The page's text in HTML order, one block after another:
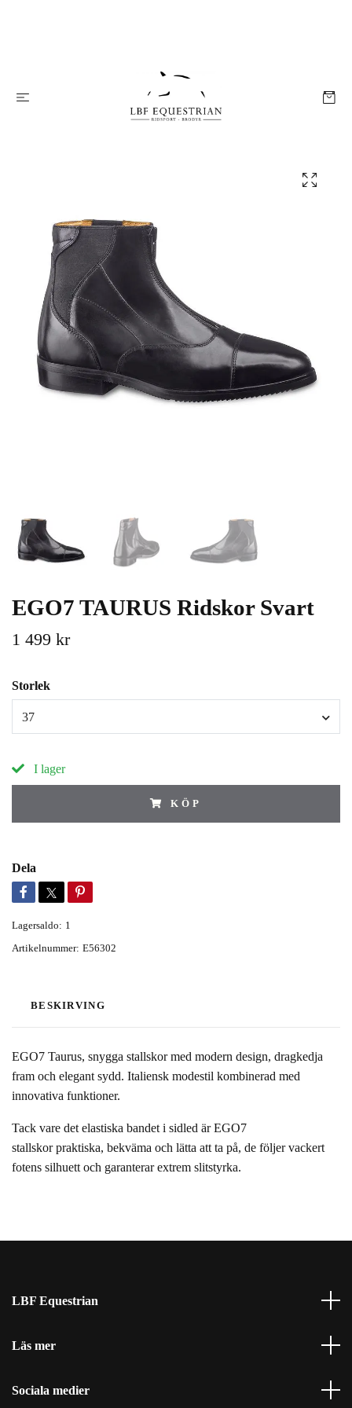
EGO7 TAURUS Ridskor Svart
1 499 kr
Storlek
37
I lager
KÖP
Dela
Lagersaldo: 1
Artikelnummer: E56302
BESKIRVING
EGO7 Taurus, snygga stallskor med modern design, dragkedja
fram och elegant sydd. Italiensk modestil kombinerad med
innovativa funktioner.
Tack vare det elastiska bandet i sidled är EGO7
stallskor praktiska, bekväma och lätta att ta på, de följer vackert
fotens silhuett och garanterar extrem slitstyrka.
LBF Equestrian
Läs mer
Sociala medier